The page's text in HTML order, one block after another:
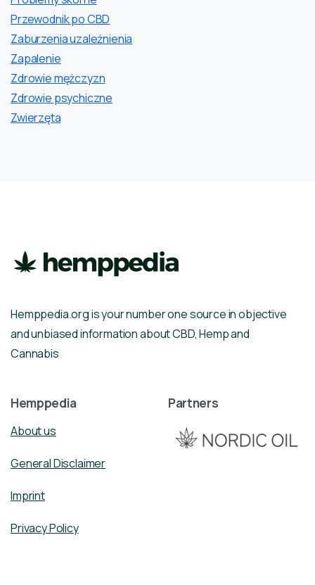
Przewodnik po CBD
Zaburzenia uzależnienia
Zapalenie
Zdrowie mężczyzn
Zdrowie psychiczne
Zwierzęta
Hemppedia.org is your number one source in objective
and unbiased information about CBD, Hemp and
Cannabis
Hemppedia
About us
General Disclaimer
Imprint
Privacy Policy
Partners